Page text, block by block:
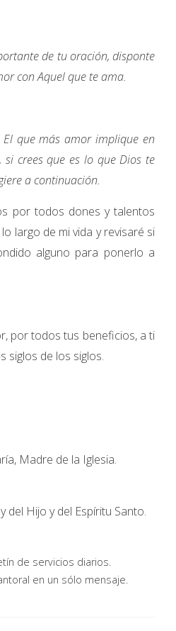
de tu oración, disponte
con Aquel que te ama.
que más amor implique en
crees que es lo que Dios te
a continuación.
por todos dones y talentos
largo de mi vida y revisaré si
alguno para ponerlo a
por todos tus beneficios, a ti
siglos de los siglos.
Madre de la Iglesia.
del Hijo y del Espíritu Santo.
de servicios diarios.
en un sólo mensaje.